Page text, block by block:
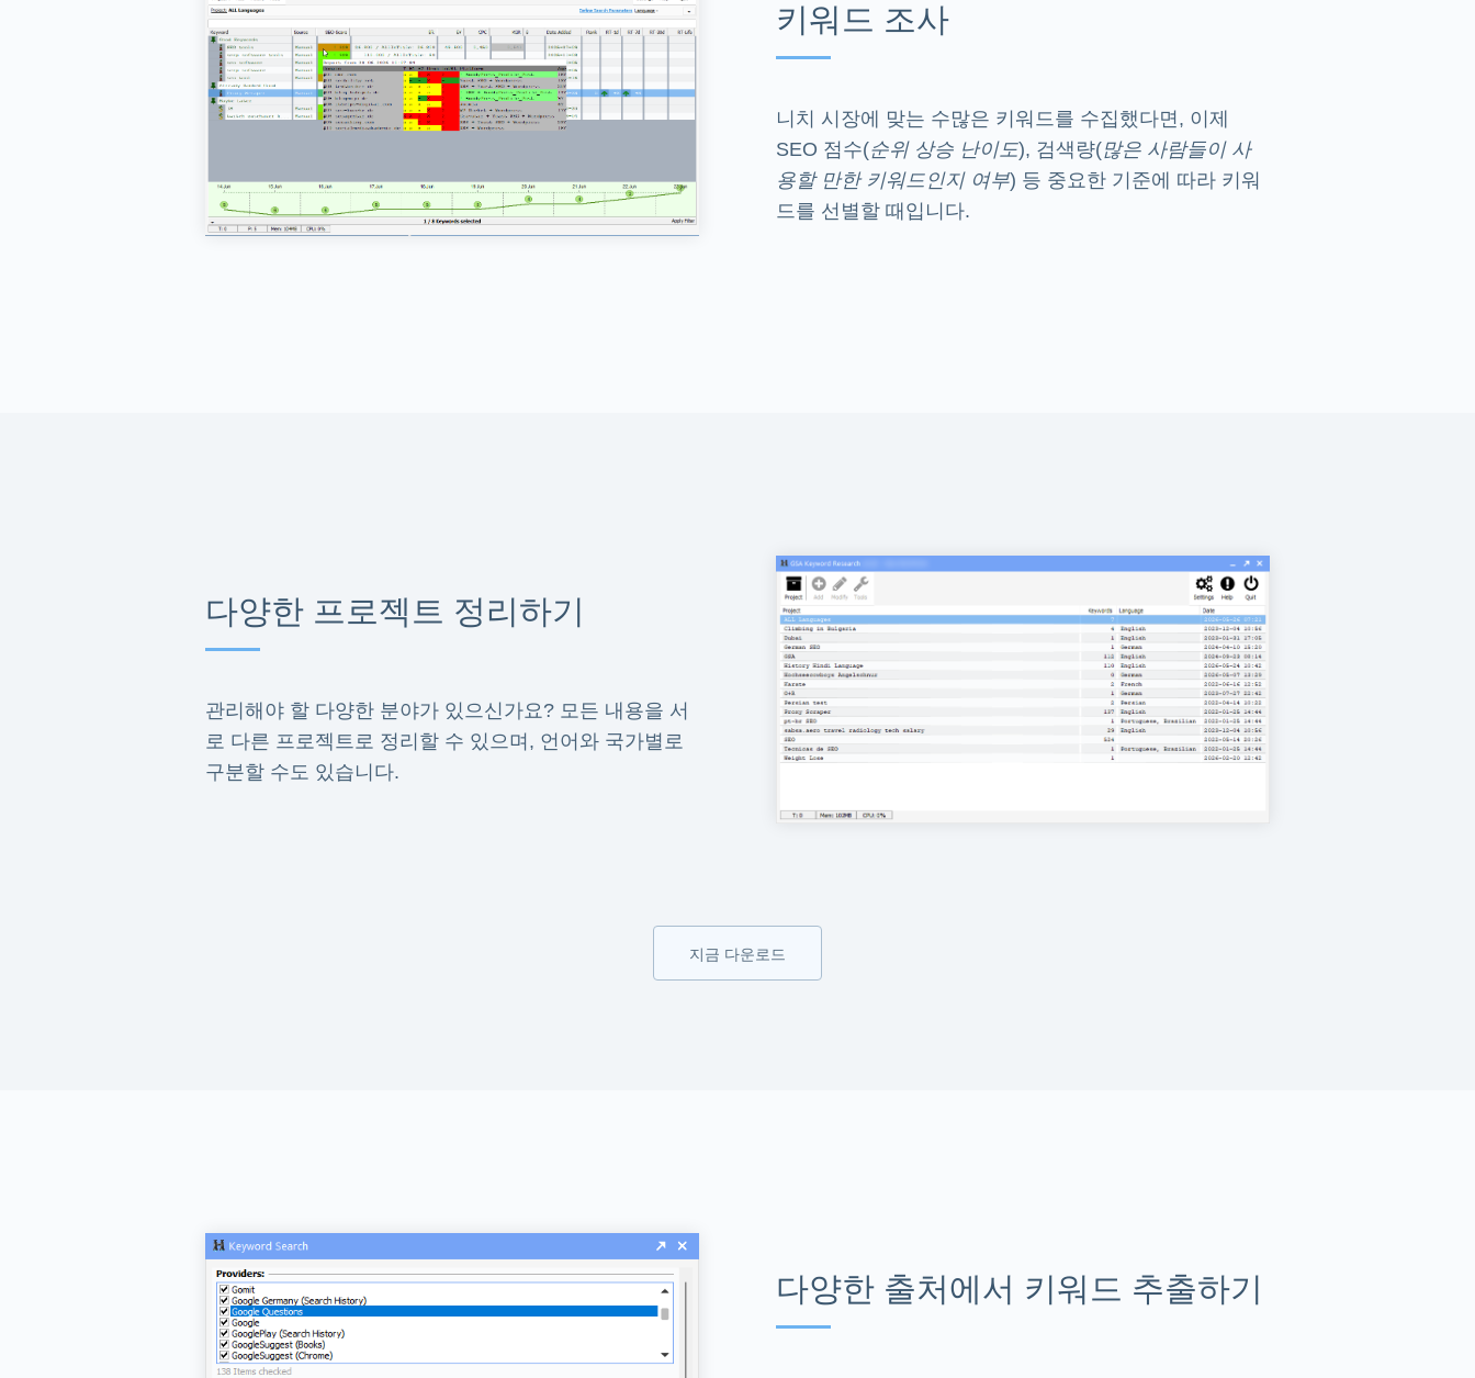
키워드 조사
니치 시장에 맞는 수많은 키워드를 수집했다면, 이제
SEO 점수(순위 상승 난이도), 검색량(많은 사람들이 사
용할 만한 키워드인지 여부) 등 중요한 기준에 따라 키워
드를 선별할 때입니다.
다양한 프로젝트 정리하기
관리해야 할 다양한 분야가 있으신가요? 모든 내용을 서
로 다른 프로젝트로 정리할 수 있으며, 언어와 국가별로
구분할 수도 있습니다.
지금 다운로드
다양한 출처에서 키워드 추출하기